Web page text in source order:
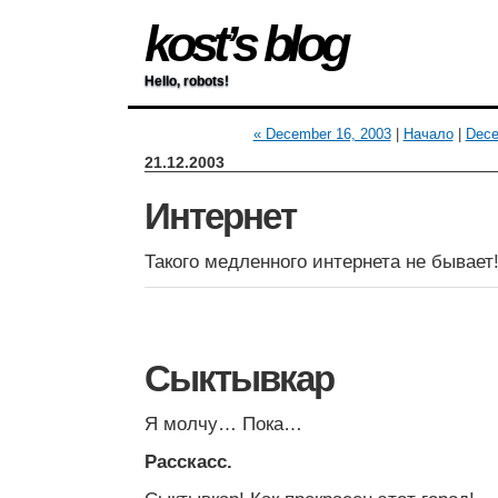
kost’s blog
Hello, robots!
« December 16, 2003| Начало|
21.12.2003
Интернет
Такого медленного интернета не
Сыктывкар
Я молчу… Пока…
Расскасс.